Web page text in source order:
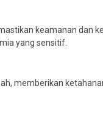
keamanan dan
yang sensitif.
memberikan